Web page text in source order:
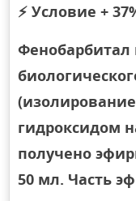
⚡ Условие +
Фенобарбитал
гидроксидом
получено
50 мл. Часть